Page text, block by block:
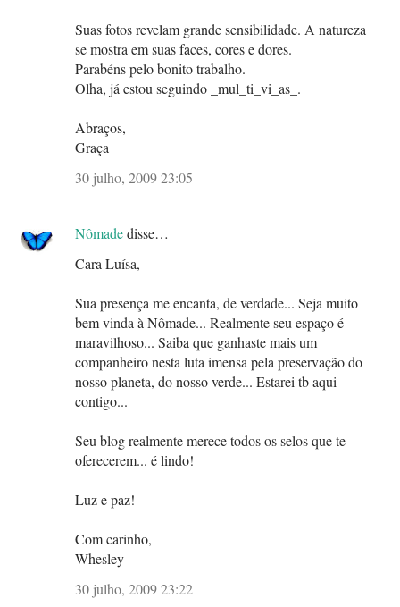
Suas fotos revelam grande sensibilidade. A natureza
se mostra em suas faces, cores e dores.
Parabéns pelo bonito trabalho.
Olha, já estou seguindo _mul_ti_vi_as_.
Abraços,
Graça
30 julho, 2009 23:05
Nômadedisse…
Cara Luísa,
Sua presença me encanta, de verdade... Seja muito
bem vinda à Nômade... Realmente seu espaço é
maravilhoso... Saiba que ganhaste mais um
companheiro nesta luta imensa pela preservação do
nosso planeta, do nosso verde... Estarei tb aqui
contigo...
Seu blog realmente merece todos os selos que te
oferecerem... é lindo!
Luz e paz!
Com carinho,
Whesley
30 julho, 2009 23:22